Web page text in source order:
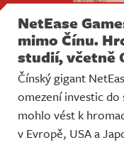
NetEase
mimo Čínu.
studií, včetně
Čínský gigant
omezení investic
mohlo vést k
v Evropě, USA a